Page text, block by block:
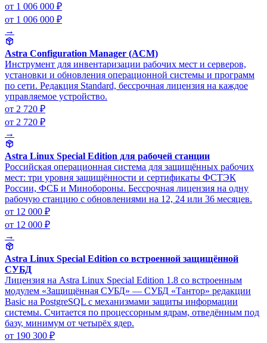
от 1 006 000 ₽
от 1 006 000 ₽
→
Astra Configuration Manager (ACM)
Инструмент для инвентаризации рабочих мест и серверов,
установки и обновления операционной системы и программ
по сети. Редакция Standard, бессрочная лицензия на каждое
управляемое устройство.
от 2 720 ₽
от 2 720 ₽
→
Astra Linux Special Edition для рабочей станции
Российская операционная система для защищённых рабочих
мест: три уровня защищённости и сертификаты ФСТЭК
России, ФСБ и Минобороны. Бессрочная лицензия на одну
рабочую станцию с обновлениями на 12, 24 или 36 месяцев.
от 12 000 ₽
от 12 000 ₽
→
Astra Linux Special Edition со встроенной защищённой
СУБД
Лицензия на Astra Linux Special Edition 1.8 со встроенным
модулем «Защищённая СУБД» — СУБД «Тантор» редакции
Basic на PostgreSQL с механизмами защиты информации
системы. Считается по процессорным ядрам, отведённым под
базу, минимум от четырёх ядер.
от 190 300 ₽